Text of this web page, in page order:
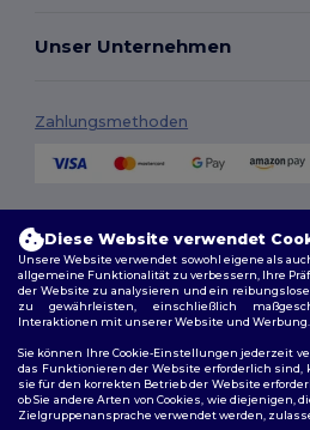
Unser Unternehmen
Zahlungsmethoden
Folge uns
Diese Website verwendet
Unsere Website verwendet sowohl eigene als
allgemeine Funktionalität zu verbessern, Ihre
der Website zu analysieren und ein
zu gewährleisten, einschließlich
Interaktionen mit unserer Website und Werbung.
Sie können Ihre Cookie-Einstellungen jederzeit
das Funktionieren der Website erforderlich sind,
sie für den korrekten Betrieb der Website
ob Sie andere Arten von Cookies, wie diejenigen,
Zielgruppenansprache verwendet werden,